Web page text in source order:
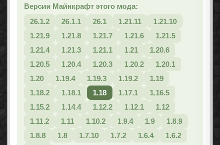
Версии Майнкрафт этого мода:
26.1.2
26.1.1 26.1 1.21.11
1.21.10
1.21.9
1.21.8 1.21.7 1.21.6
1.21.5
1.21.4
1.21.3 1.21.1 1.21
1.20.6
1.20.5
1.20.4 1.20.3 1.20.2
1.20.1
1.20
1.19.4 1.19.3 1.19.2
1.19
1.18.2
1.18.1 1.18 1.17.1
1.16.5
1.15.2
1.14.4 1.12.2 1.12.1
1.12
1.11.2
1.11 1.10.2 1.9.4 1.9
1.8.9
1.8.8
1.8 1.7.10 1.7.2 1.6.4
1.6.2